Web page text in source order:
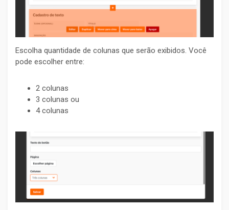
Escolha quantidade de colunas que serão exibidos. Você
pode escolher entre:
2 colunas
3 colunas ou
4 colunas